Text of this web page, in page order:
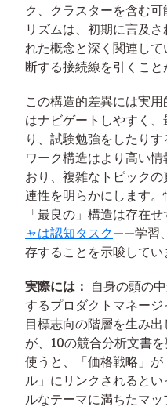
ク、クラスターを含む
リズムは、初期に言及
れた概念と深く関連し
断する接続線を引くこと
この構造的差異には実
はナビゲートしやすく
り、試験勉強をしたり
ワーク構造はより高い
おり、複雑なトピック
連性を明らかにします
「最良の」構造は存在せ
ャは認知タスク——学習
存することを示唆してい
実際には： 自身の頭の
するプロダクトマネー
目標志向の階層を生み
が、10の競合分析文書
使うと、「価格戦略」
ル」にリンクされると
ルなテーマに満ちたマ